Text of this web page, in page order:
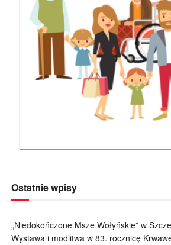
Ostatnie wpisy
„Niedokończone Msze Wołyńskie” w
Wystawa i modlitwa w 83. rocznicę